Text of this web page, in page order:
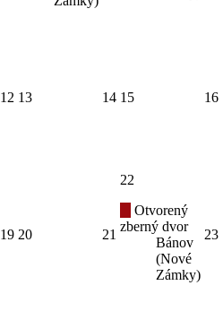
12 13 14 15 16
19 20 21
22
Otvorený
zberný dvor
Bánov
(Nové
Zámky)
23